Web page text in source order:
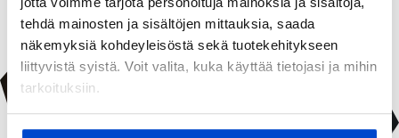
tehdä mainosten ja sisältöjen mittauksia, saada
näkemyksiä kohdeyleisöstä sekä tuotekehitykseen
liittyvistä syistä. Voit valita, kuka käyttää tietojasi ja mihin
tarkoituksiin.
Jos sallit, haluamme myös tehdä seuraavia: